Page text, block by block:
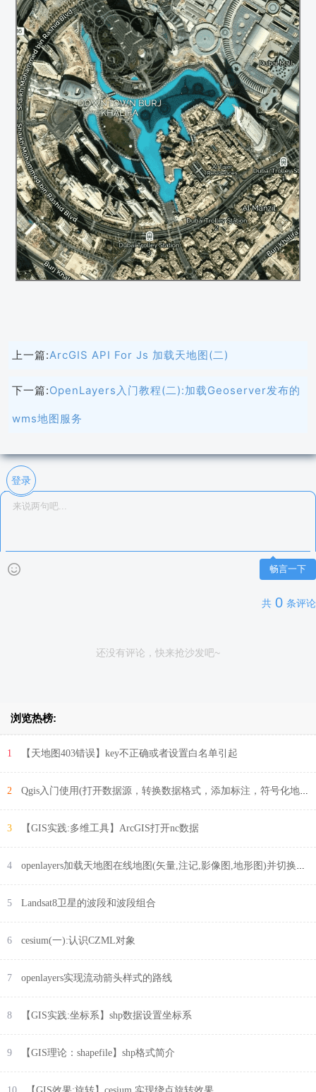
上一篇:ArcGIS API For Js 加载天地图(二)
下一篇:OpenLayers入门教程(二):加载Geoserver发布的
wms地图服务
登录
畅言一下
共 0 条评论
还没有评论，快来抢沙发吧~
浏览热榜:
1 【天地图403错误】key不正确或者设置白名单引起
2 Qgis入门使用(打开数据源，转换数据格式，添加标注，符号化地图等)
3 【GIS实践:多维工具】ArcGIS打开nc数据
4 openlayers加载天地图在线地图(矢量,注记,影像图,地形图)并切换底图
5 Landsat8卫星的波段和波段组合
6 cesium(一):认识CZML对象
7 openlayers实现流动箭头样式的路线
8 【GIS实践:坐标系】shp数据设置坐标系
9 【GIS理论：shapefile】shp格式简介